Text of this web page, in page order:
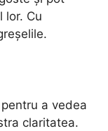
lor. Cu
a vedea
claritatea.